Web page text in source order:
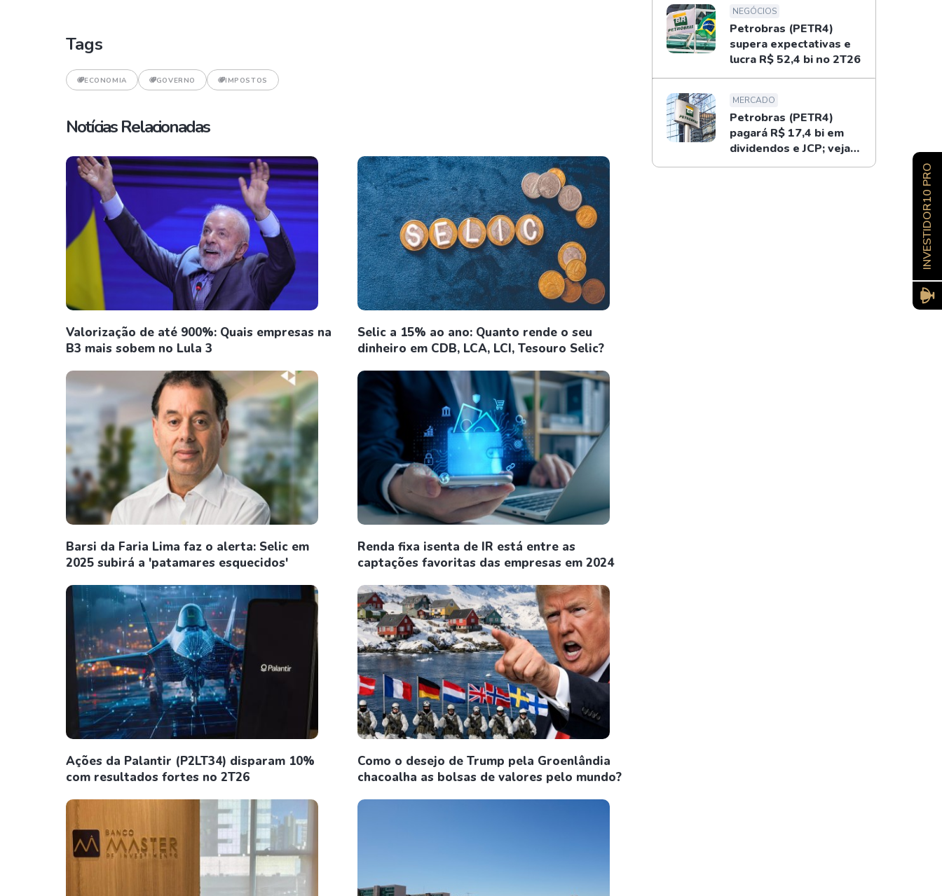
Tags
ECONOMIA GOVERNO IMPOSTOS
Notícias Relacionadas
Valorização de até 900%: Quais empresas na
B3 mais sobem no Lula 3
Selic a 15% ao ano: Quanto rende o seu
dinheiro em CDB, LCA, LCI, Tesouro Selic?
Barsi da Faria Lima faz o alerta: Selic em
2025 subirá a 'patamares esquecidos'
Renda fixa isenta de IR está entre as
captações favoritas das empresas em 2024
Ações da Palantir (P2LT34) disparam 10%
com resultados fortes no 2T26
Como o desejo de Trump pela Groenlândia
chacoalha as bolsas de valores pelo mundo?
NEGÓCIOS
Petrobras (PETR4)
supera expectativas e
lucra R$ 52,4 bi no 2T26
MERCADO
Petrobras (PETR4)
pagará R$ 17,4 bi em
dividendos e JCP; veja
como receber
INVESTIDOR10 PRO